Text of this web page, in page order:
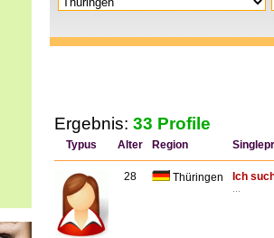
Ergebnis: 33 Profile
Typus Alter Region
28 Thüringen Ich